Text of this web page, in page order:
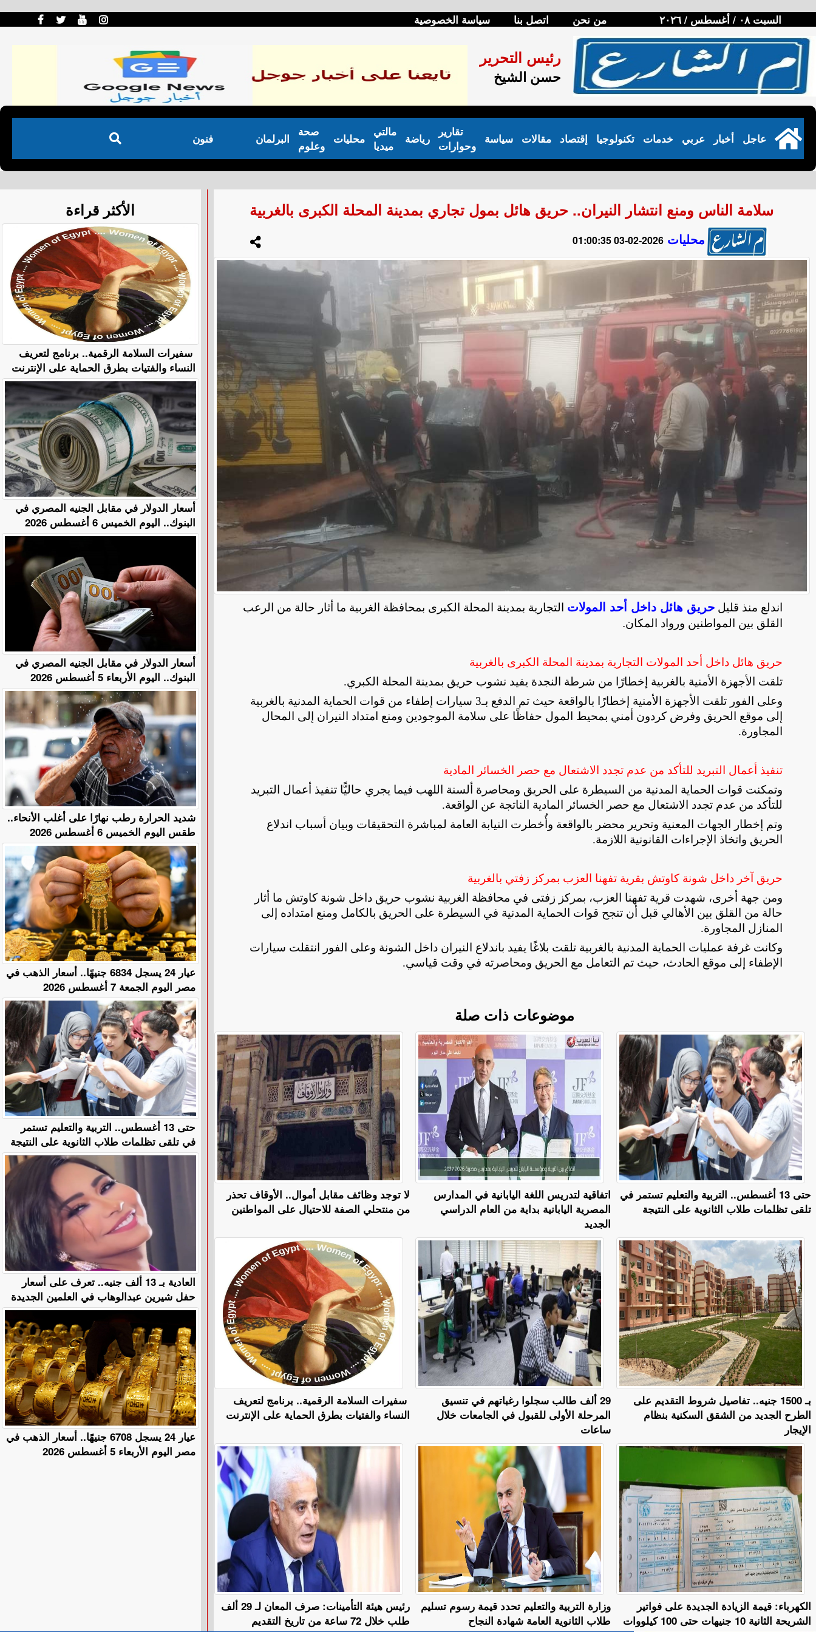
السبت ٠٨ / أغسطس / ٢٠٢٦ من نحن اتصل بنا سياسة الخصوصية
رئيس التحرير
حسن الشيخ
فنون البرلمان
صحة
وعلوم
محليات
مالتي
ميديا
رياضة
تقارير
وحوارات
سياسة مقالات إقتصاد تكنولوجيا خدمات عربي أخبار عاجل
سلامة الناس ومنع انتشار النيران.. حريق هائل بمول تجاري بمدينة المحلة الكبرى بالغربية
محليات 2026-02-03 01:00:35
اندلع منذ قليل حريق هائل داخل أحد المولات التجارية بمدينة المحلة الكبرى بمحافظة الغربية ما أثار حالة من الرعب
القلق بين المواطنين ورواد المكان.
حريق هائل داخل أحد المولات التجارية بمدينة المحلة الكبرى بالغربية
تلقت الأجهزة الأمنية بالغربية إخطارًا من شرطة النجدة يفيد نشوب حريق بمدينة المحلة الكبري.
وعلى الفور تلقت الأجهزة الأمنية إخطارًا بالواقعة حيث تم الدفع بـ3 سيارات إطفاء من قوات الحماية المدنية بالغربية
إلى موقع الحريق وفرض كردون أمني بمحيط المول حفاظًا على سلامة الموجودين ومنع امتداد النيران إلى المحال
المجاورة.
تنفيذ أعمال التبريد للتأكد من عدم تجدد الاشتعال مع حصر الخسائر المادية
وتمكنت قوات الحماية المدنية من السيطرة على الحريق ومحاصرة ألسنة اللهب فيما يجري حاليًّا تنفيذ أعمال التبريد
للتأكد من عدم تجدد الاشتعال مع حصر الخسائر المادية الناتجة عن الواقعة.
وتم إخطار الجهات المعنية وتحرير محضر بالواقعة وأُخطرت النيابة العامة لمباشرة التحقيقات وبيان أسباب اندلاع
الحريق واتخاذ الإجراءات القانونية اللازمة.
حريق آخر داخل شونة كاوتش بقرية تفهنا العزب بمركز زفتي بالغربية
ومن جهة أخرى، شهدت قرية تفهنا العزب، بمركز زفتى في محافظة الغربية نشوب حريق داخل شونة كاوتش ما أثار
حالة من القلق بين الأهالي قبل أن تنجح قوات الحماية المدنية في السيطرة على الحريق بالكامل ومنع امتداده إلى
المنازل المجاورة.
وكانت غرفة عمليات الحماية المدنية بالغربية تلقت بلاغًا يفيد باندلاع النيران داخل الشونة وعلى الفور انتقلت سيارات
الإطفاء إلى موقع الحادث، حيث تم التعامل مع الحريق ومحاصرته في وقت قياسي.
موضوعات ذات صلة
لا توجد وظائف مقابل أموال.. الأوقاف تحذر
من منتحلي الصفة للاحتيال على المواطنين
اتفاقية لتدريس اللغة اليابانية في المدارس
المصرية اليابانية بداية من العام الدراسي
الجديد
حتى 13 أغسطس.. التربية والتعليم تستمر في
تلقى تظلمات طلاب الثانوية على النتيجة
سفيرات السلامة الرقمية.. برنامج لتعريف
النساء والفتيات بطرق الحماية على الإنترنت
29 ألف طالب سجلوا رغباتهم في تنسيق
المرحلة الأولى للقبول في الجامعات خلال
ساعات
بـ 1500 جنيه.. تفاصيل شروط التقديم على
الطرح الجديد من الشقق السكنية بنظام
الإيجار
رئيس هيئة التأمينات: صرف المعان لـ 29 ألف
طلب خلال 72 ساعة من تاريخ التقديم
وزارة التربية والتعليم تحدد قيمة رسوم تسليم
طلاب الثانوية العامة شهادة النجاح
الكهرباء: قيمة الزيادة الجديدة على فواتير
الشريحة الثانية 10 جنيهات حتى 100 كيلووات
الأكثر قراءة
سفيرات السلامة الرقمية.. برنامج لتعريف
النساء والفتيات بطرق الحماية على الإنترنت
أسعار الدولار في مقابل الجنيه المصري في
البنوك.. اليوم الخميس 6 أغسطس 2026
أسعار الدولار في مقابل الجنيه المصري في
البنوك.. اليوم الأربعاء 5 أغسطس 2026
​شديد الحرارة رطب نهارًا على أغلب الأنحاء..
طقس اليوم الخميس 6 أغسطس 2026
عيار 24 يسجل 6834 جنيهًا.. أسعار الذهب في
مصر اليوم الجمعة 7 أغسطس 2026
حتى 13 أغسطس.. التربية والتعليم تستمر
في تلقى تظلمات طلاب الثانوية على النتيجة
العادية بـ 13 ألف جنيه.. تعرف على أسعار
حفل شيرين عبدالوهاب في العلمين الجديدة
عيار 24 يسجل 6708 جنيهًا.. أسعار الذهب في
مصر اليوم الأربعاء 5 أغسطس 2026